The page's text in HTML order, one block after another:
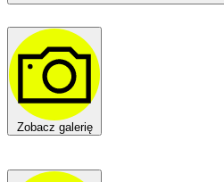
Zobacz galerię